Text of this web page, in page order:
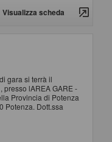
Visualizza scheda
gara si terrà il
presso lAREA GARE -
Provincia di Potenza
Potenza. Dott.ssa